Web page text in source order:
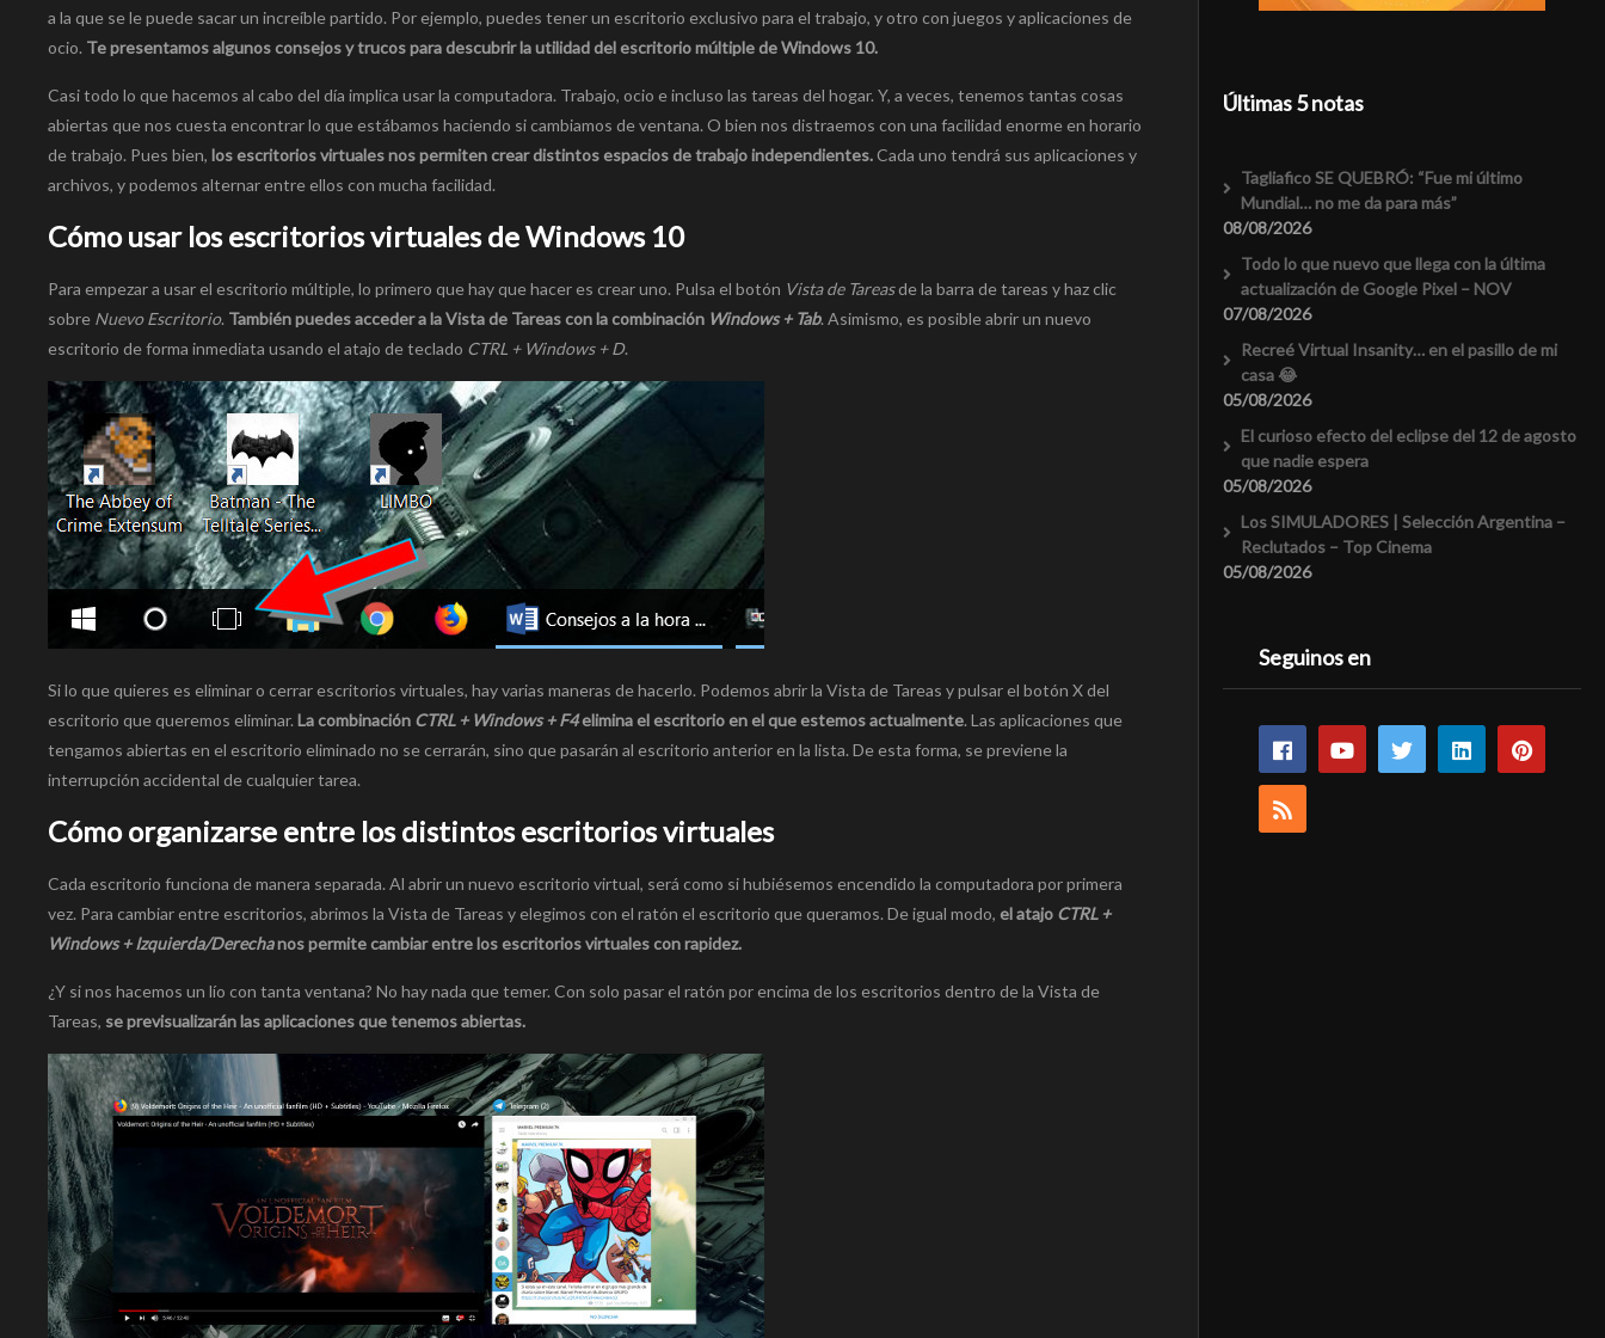
a la que se le puede sacar un increíble partido. Por ejemplo, puedes tener un escritorio exclusivo para el trabajo, y otro con juegos y aplicaciones de
ocio. Te presentamos algunos consejos y trucos para descubrir la utilidad del escritorio múltiple de Windows 10.
Casi todo lo que hacemos al cabo del día implica usar la computadora. Trabajo, ocio e incluso las tareas del hogar. Y, a veces, tenemos tantas cosas
abiertas que nos cuesta encontrar lo que estábamos haciendo si cambiamos de ventana. O bien nos distraemos con una facilidad enorme en horario
de trabajo. Pues bien, los escritorios virtuales nos permiten crear distintos espacios de trabajo independientes.Cada uno tendrá sus aplicaciones y
archivos, y podemos alternar entre ellos con mucha facilidad.
Cómo usar los escritorios virtuales de Windows 10
Para empezar a usar el escritorio múltiple, lo primero que hay que hacer es crear uno. Pulsa el botón Vista de Tareasde la barra de tareas y haz clic
sobre Nuevo Escritorio. También puedes acceder a la Vista de Tareas con la combinación Windows + Tab. Asimismo, es posible abrir un nuevo
escritorio de forma inmediata usando el atajo de teclado CTRL + Windows + D.
Si lo que quieres es eliminar o cerrar escritorios virtuales, hay varias maneras de hacerlo. Podemos abrir la Vista de Tareas y pulsar el botón X del
escritorio que queremos eliminar. La combinación CTRL + Windows + F4elimina el escritorio en el que estemos actualmente. Las aplicaciones que
tengamos abiertas en el escritorio eliminado no se cerrarán, sino que pasarán al escritorio anterior en la lista. De esta forma, se previene la
interrupción accidental de cualquier tarea.
Cómo organizarse entre los distintos escritorios virtuales
Cada escritorio funciona de manera separada. Al abrir un nuevo escritorio virtual, será como si hubiésemos encendido la computadora por primera
vez. Para cambiar entre escritorios, abrimos la Vista de Tareas y elegimos con el ratón el escritorio que queramos. De igual modo, el atajo CTRL +
Windows + Izquierda/Derechanos permite cambiar entre los escritorios virtuales con rapidez.
¿Y si nos hacemos un lío con tanta ventana? No hay nada que temer. Con solo pasar el ratón por encima de los escritorios dentro de la Vista de
Tareas, se previsualizarán las aplicaciones que tenemos abiertas.
Últimas 5 notas
Tagliafico SE QUEBRÓ: “Fue mi último
Mundial… no me da para más”
08/08/2026
Todo lo que nuevo que llega con la última
actualización de Google Pixel – NOV
07/08/2026
Recreé Virtual Insanity… en el pasillo de mi
casa 😂
05/08/2026
El curioso efecto del eclipse del 12 de agosto
que nadie espera
05/08/2026
Los SIMULADORES | Selección Argentina –
Reclutados – Top Cinema
05/08/2026
Seguinos en